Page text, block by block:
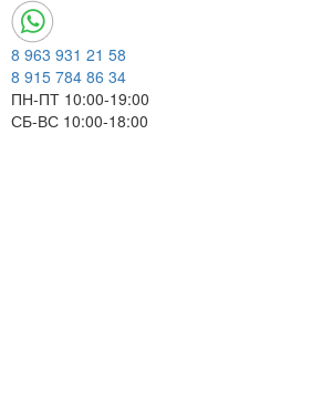
8 963 931 21 58
8 915 784 86 34
ПН-ПТ 10:00-19:00
СБ-ВС 10:00-18:00